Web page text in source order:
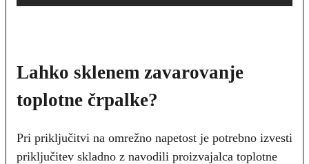
Lahko sklenem zavarovanje
toplotne črpalke?
Pri priključitvi na omrežno napetost je potrebno izvesti
priključitev skladno z navodili proizvajalca toplotne